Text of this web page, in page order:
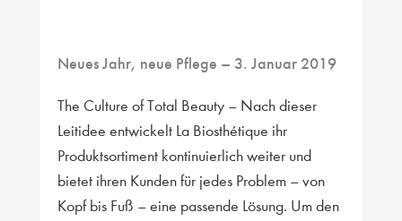
Neues Jahr, neue Pflege – 3. Januar 2019
The Culture of Total Beauty – Nach dieser
Leitidee entwickelt La Biosthétique ihr
Produktsortiment kontinuierlich weiter und
bietet ihren Kunden für jedes Problem – von
Kopf bis Fuß – eine passende Lösung. Um den